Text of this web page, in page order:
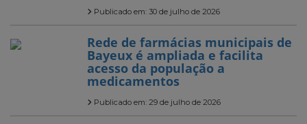
Publicado em: 30 de julho de 2026
Rede de farmácias municipais de
Bayeux é ampliada e facilita
acesso da população a
medicamentos
Publicado em: 29 de julho de 2026